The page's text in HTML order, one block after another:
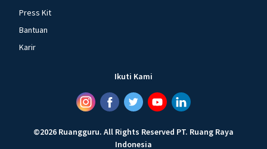
Press Kit
Bantuan
Karir
Ikuti Kami
©2026 Ruangguru. All Rights Reserved PT. Ruang Raya
Indonesia